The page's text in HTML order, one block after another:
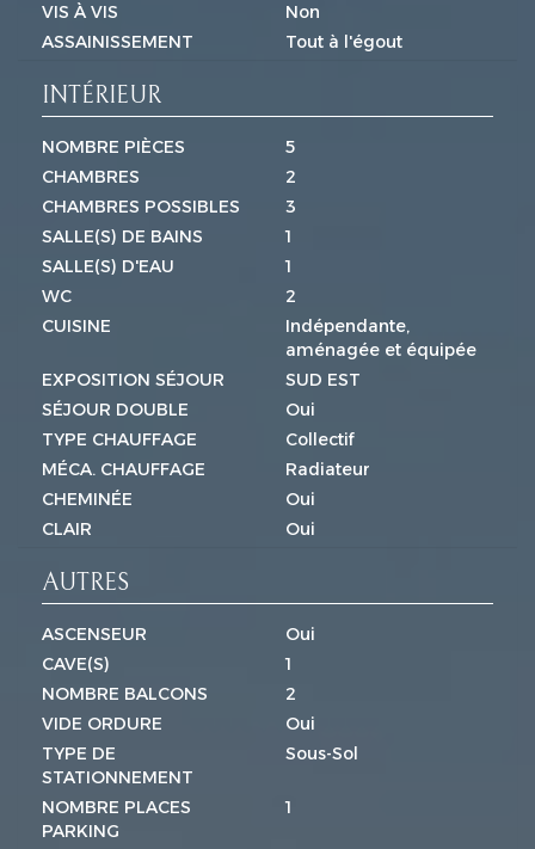
VIS À VIS
Non
ASSAINISSEMENT
Tout à l'égout
INTÉRIEUR
NOMBRE PIÈCES
5
CHAMBRES
2
CHAMBRES POSSIBLES
3
SALLE(S) DE BAINS
1
SALLE(S) D'EAU
1
WC
2
CUISINE
Indépendante,
aménagée et équipée
EXPOSITION SÉJOUR
SUD EST
SÉJOUR DOUBLE
Oui
TYPE CHAUFFAGE
Collectif
MÉCA. CHAUFFAGE
Radiateur
CHEMINÉE
Oui
CLAIR
Oui
AUTRES
ASCENSEUR
Oui
CAVE(S)
1
NOMBRE BALCONS
2
VIDE ORDURE
Oui
TYPE DE
STATIONNEMENT
Sous-Sol
NOMBRE PLACES
PARKING
1